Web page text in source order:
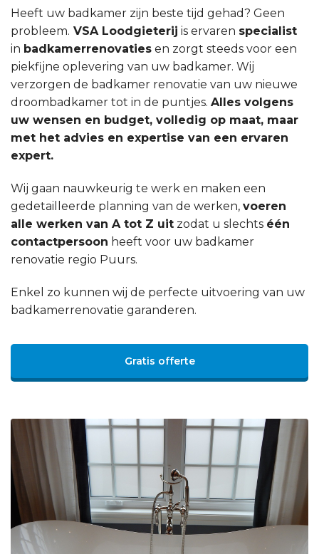
Heeft uw badkamer zijn beste tijd gehad? Geen
probleem. VSA Loodgieterij is ervaren specialist
in badkamerrenovaties en zorgt steeds voor een
piekfijne oplevering van uw badkamer. Wij
verzorgen de badkamer renovatie van uw nieuwe
droombadkamer tot in de puntjes. Alles volgens
uw wensen en budget, volledig op maat, maar
met het advies en expertise van een ervaren
expert.
Wij gaan nauwkeurig te werk en maken een
gedetailleerde planning van de werken, voeren
alle werken van A tot Z uit zodat u slechts één
contactpersoon heeft voor uw badkamer
renovatie regio Puurs.
Enkel zo kunnen wij de perfecte uitvoering van uw
badkamerrenovatie garanderen.
Gratis offerte